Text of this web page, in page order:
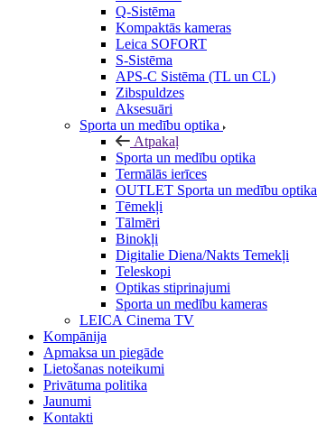
Q-Sistēma
Kompaktās kameras
Leica SOFORT
S-Sistēma
APS-C Sistēma (TL un CL)
Zibspuldzes
Aksesuāri
Sporta un medību optika
Atpakaļ
Sporta un medību optika
Termālās ierīces
OUTLET Sporta un medību optika
Tēmekļi
Tālmēri
Binokļi
Digitalie Diena/Nakts Temekļi
Teleskopi
Optikas stiprinajumi
Sporta un medību kameras
LEICA Cinema TV
Kompānija
Apmaksa un piegāde
Lietošanas noteikumi
Privātuma politika
Jaunumi
Kontakti